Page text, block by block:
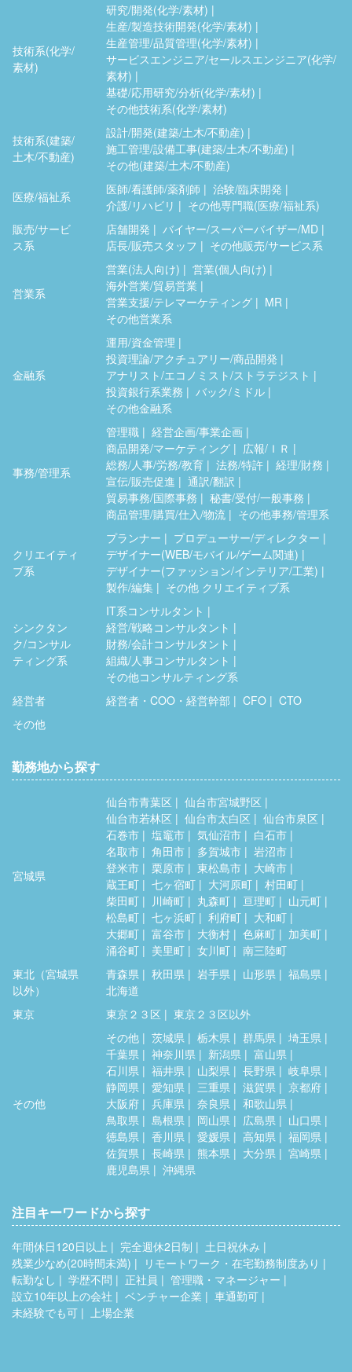
技術系(化学/
素材)
研究/開発(化学/素材)
生産/製造技術開発(化学/素材)
生産管理/品質管理(化学/素材)
サービスエンジニア/セールスエンジニア(化学/
素材)
基礎/応用研究/分析(化学/素材)
その他技術系(化学/素材)
技術系(建築/
土木/不動産)
設計/開発(建築/土木/不動産)
施工管理/設備工事(建築/土木/不動産)
その他(建築/土木/不動産)
医療/福祉系
医師/看護師/薬剤師
治験/臨床開発
介護/リハビリ
その他専門職(医療/福祉系)
販売/サービ
ス系
店舗開発
バイヤー/スーパーバイザー/MD
店長/販売スタッフ
その他販売/サービス系
営業系
営業(法人向け)
営業(個人向け)
海外営業/貿易営業
営業支援/テレマーケティング
MR
その他営業系
金融系
運用/資金管理
投資理論/アクチュアリー/商品開発
アナリスト/エコノミスト/ストラテジスト
投資銀行系業務
バック/ミドル
その他金融系
事務/管理系
管理職
経営企画/事業企画
商品開発/マーケティング
広報/ＩＲ
総務/人事/労務/教育
法務/特許
経理/財務
宣伝/販売促進
通訳/翻訳
貿易事務/国際事務
秘書/受付/一般事務
商品管理/購買/仕入/物流
その他事務/管理系
クリエイティ
ブ系
プランナー
プロデューサー/ディレクター
デザイナー(WEB/モバイル/ゲーム関連)
デザイナー(ファッション/インテリア/工業)
製作/編集
その他 クリエイティブ系
シンクタン
ク/コンサル
ティング系
IT系コンサルタント
経営/戦略コンサルタント
財務/会計コンサルタント
組織/人事コンサルタント
その他コンサルティング系
経営者
経営者・COO・経営幹部 CFO
CTO
その他
勤務地から探す
宮城県
仙台市青葉区
仙台市宮城野区
仙台市若林区
仙台市太白区
仙台市泉区
石巻市
塩竈市 気仙沼市
白石市
名取市
角田市 多賀城市
岩沼市
登米市
栗原市 東松島市
大崎市
蔵王町
七ヶ宿町 大河原町
村田町
柴田町
川崎町 丸森町 亘理町
山元町
松島町
七ヶ浜町 利府町
大和町
大郷町
富谷市 大衡村 色麻町
加美町
涌谷町
美里町 女川町
南三陸町
東北（宮城県
以外）
青森県 秋田県 岩手県 山形県
福島県
北海道
東京
東京２３区 東京２３区以外
その他
その他 茨城県 栃木県 群馬県
埼玉県
千葉県
神奈川県 新潟県
富山県
石川県
福井県 山梨県 長野県
岐阜県
静岡県
愛知県 三重県 滋賀県
京都府
大阪府
兵庫県 奈良県
和歌山県
鳥取県
島根県 岡山県 広島県
山口県
徳島県
香川県 愛媛県 高知県
福岡県
佐賀県
長崎県 熊本県 大分県
宮崎県
鹿児島県
沖縄県
注目キーワードから探す
年間休日120日以上 完全週休2日制
土日祝休み
残業少なめ(20時間未満)
リモートワーク・在宅勤務制度あり
転勤なし
学歴不問 正社員
管理職・マネージャー
設立10年以上の会社
ベンチャー企業
車通勤可
未経験でも可
上場企業